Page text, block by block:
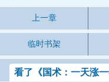
上一章
临时书架
看了《国术：一天涨